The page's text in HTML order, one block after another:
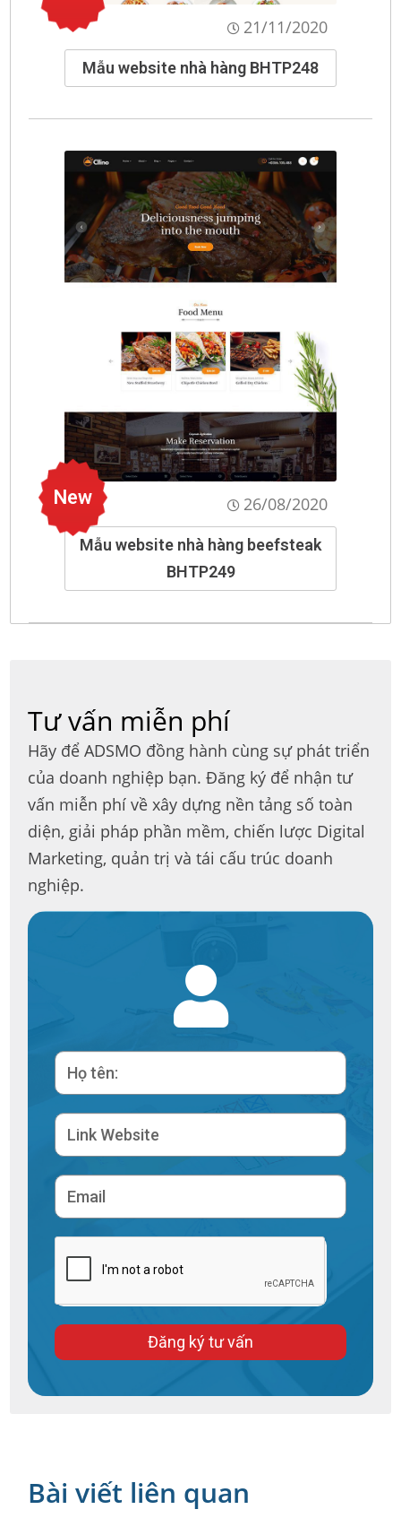
21/11/2020
Mẫu website nhà hàng BHTP248
New 26/08/2020
Mẫu website nhà hàng beefsteak
BHTP249
Tư vấn miễn phí
Hãy để ADSMO đồng hành cùng sự phát triển
của doanh nghiệp bạn. Đăng ký để nhận tư
vấn miễn phí về xây dựng nền tảng số toàn
diện, giải pháp phần mềm, chiến lược Digital
Marketing, quản trị và tái cấu trúc doanh
nghiệp.
Đăng ký tư vấn
Bài viết liên quan